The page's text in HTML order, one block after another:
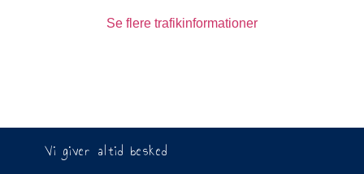
Se flere trafikinformationer
Vi giver altid besked